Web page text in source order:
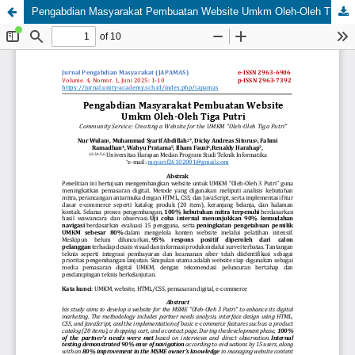
Pengabdian Masyarakat Pembuatan Website Umkm Oleh-Oleh Tiga Putri